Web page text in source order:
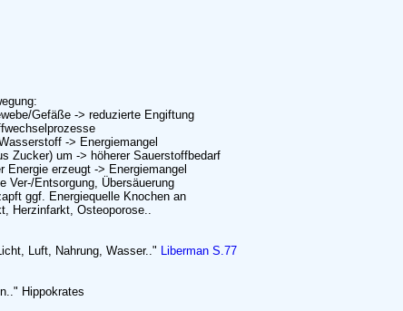
Gefäße -> reduzierte Engiftung
-> Energiemangel
Zucker) um -> höherer Sauerstoffbedarf
erzeugt -> Energiemangel
Ver-/Entsorgung, Übersäuerung
ggf. Energiequelle Knochen an
Herzinfarkt, Osteoporose..
Luft, Nahrung, Wasser.." Liberman S.77
Hippokrates